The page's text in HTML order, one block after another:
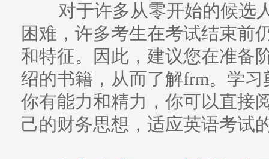
对于许多从零开始的候选
困难，许多考生在考试结束前
和特征。因此，建议您在准备
绍的书籍，从而了解frm。学
你有能力和精力，你可以直接
己的财务思想，适应英语考试